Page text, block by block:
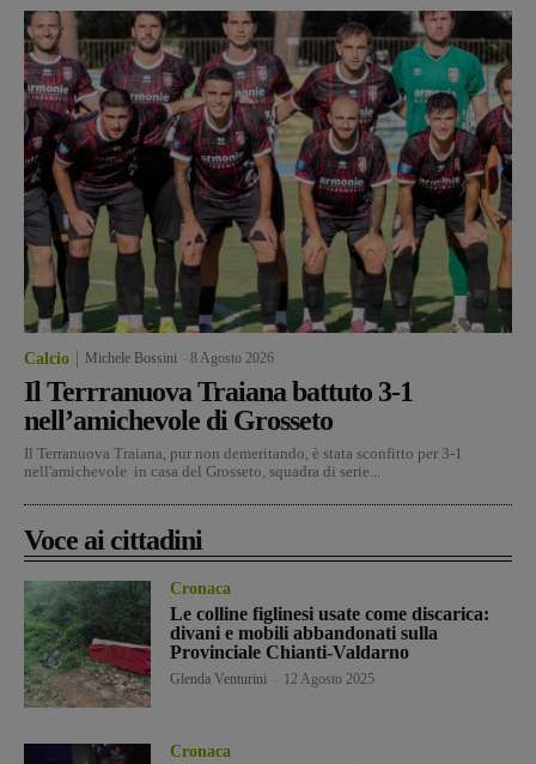
Calcio Michele Bossini 8 Agosto 2026
Il Terrranuova Traiana battuto 3-1
nell’amichevole di Grosseto
Il Terranuova Traiana, pur non demeritando, è stata sconfitto per 3-1
nell'amichevole in casa del Grosseto, squadra di serie...
Voce ai cittadini
Cronaca
Le colline figlinesi usate come discarica:
divani e mobili abbandonati sulla
Provinciale Chianti-Valdarno
Glenda Venturini 12 Agosto 2025
Cronaca